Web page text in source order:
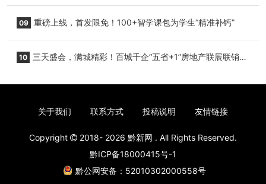
09 重磅上线，首发限免！100+智学课包为学生“精准补钙”
10 三天盛会，满城精彩！百城千企“五省+1”房地产联展联销活
关于我们 联系方式 投稿说明 友情链接
Copyright 2018- 2026 黔新网 . All Rights Reserved.
黔ICP备18000415号-1
黔公网安备：52010302000558号